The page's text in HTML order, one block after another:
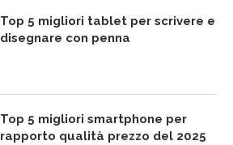
Top 5 migliori tablet per scrivere e
disegnare con penna
Top 5 migliori smartphone per
rapporto qualità prezzo del 2025